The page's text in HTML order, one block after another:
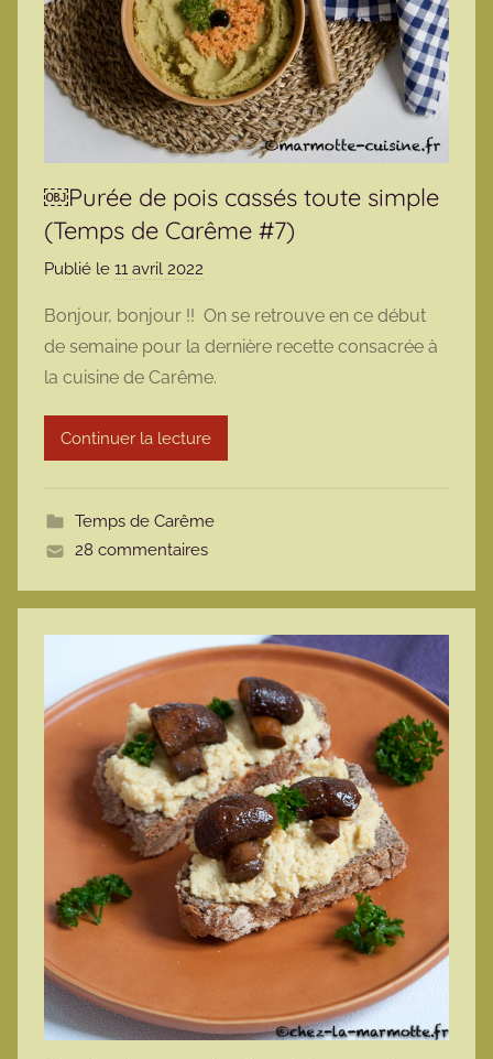
￼Purée de pois cassés toute simple
(Temps de Carême #7)
Publié le 11 avril 2022
r
m
a
r
m
t
e
Bonjour, bonjour !! On se retrouve en ce début
de semaine pour la dernière recette consacrée à
la cuisine de Carême.
Continuer la lecture
Temps de Carême
28 commentaires